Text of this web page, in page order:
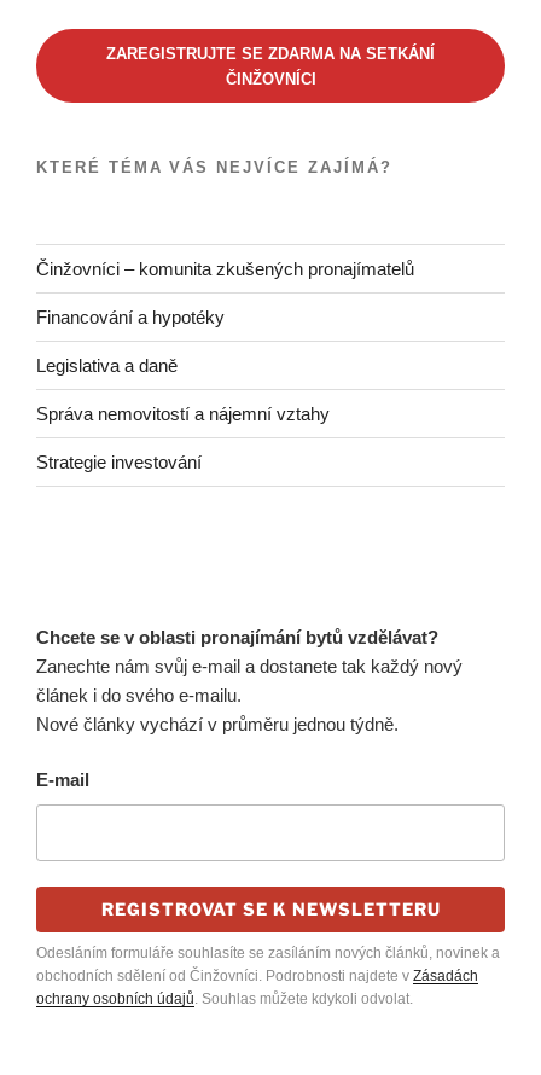
ZAREGISTRUJTE SE ZDARMA NA SETKÁNÍ
ČINŽOVNÍCI
KTERÉ TÉMA VÁS NEJVÍCE ZAJÍMÁ?
Činžovníci – komunita zkušených pronajímatelů
Financování a hypotéky
Legislativa a daně
Správa nemovitostí a nájemní vztahy
Strategie investování
Chcete se v oblasti pronajímání bytů vzdělávat?
Zanechte nám svůj e-mail a dostanete tak každý nový
článek i do svého e-mailu.
Nové články vychází v průměru jednou týdně.
E-mail
REGISTROVAT SE K NEWSLETTERU
Odesláním formuláře souhlasíte se zasíláním nových článků, novinek a
obchodních sdělení od Činžovníci. Podrobnosti najdete v Zásadách
ochrany osobních údajů. Souhlas můžete kdykoli odvolat.